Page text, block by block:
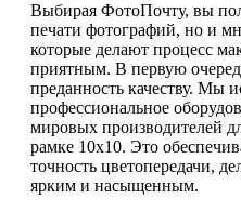
Выбирая ФотоПочту, вы
печати фотографий, но и
которые делают процесс
приятным. В первую
преданность качеству. Мы
профессиональное
мировых производителей
рамке 10х10. Это
точность цветопередачи,
ярким и насыщенным.